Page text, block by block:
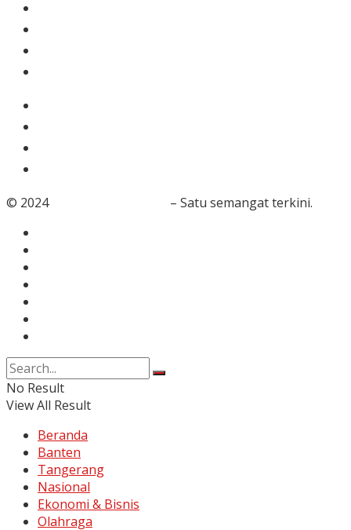
© 2024
– Satu semangat terkini.
No Result
View All Result
Beranda
Banten
Tangerang
Nasional
Ekonomi & Bisnis
Olahraga